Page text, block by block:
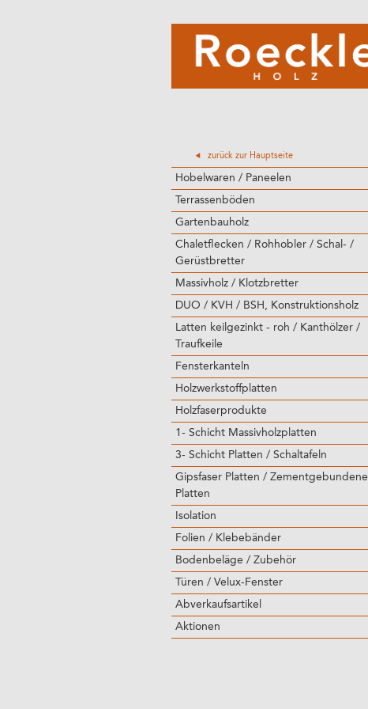
zurück zur Hauptseite
Hobelwaren / Paneelen
Terrassenböden
Gartenbauholz
Chaletflecken / Rohhobler / Schal- /
Gerüstbretter
Massivholz / Klotzbretter
DUO / KVH / BSH, Konstruktionsholz
Latten keilgezinkt - roh / Kanthölzer /
Traufkeile
Fensterkanteln
Holzwerkstoffplatten
Holzfaserprodukte
1- Schicht Massivholzplatten
3- Schicht Platten / Schaltafeln
Gipsfaser Platten / Zementgebundene
Platten
Isolation
Folien / Klebebänder
Bodenbeläge / Zubehör
Türen / Velux-Fenster
Abverkaufsartikel
Aktionen